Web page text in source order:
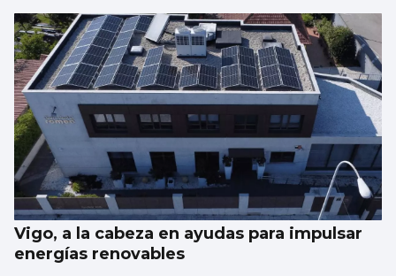
Vigo, a la cabeza en ayudas para impulsar
energías renovables